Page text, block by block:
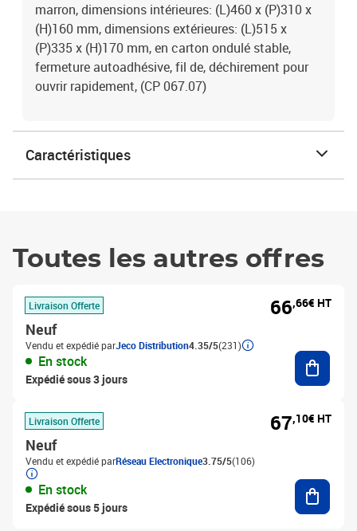
marron, dimensions intérieures: (L)460 x (P)310 x
(H)160 mm, dimensions extérieures: (L)515 x
(P)335 x (H)170 mm, en carton ondulé stable,
fermeture autoadhésive, fil de, déchirement pour
ouvrir rapidement, (CP 067.07)
Caractéristiques
Toutes les autres offres
Livraison Offerte
Neuf
Vendu et expédié parJeco Distribution4.35/5(231)
En stock
Expédié sous 3 jours
66,66€ HT
Livraison Offerte
Neuf
Vendu et expédié parRéseau Electronique3.75/5(106)
En stock
Expédié sous 5 jours
67,10€ HT